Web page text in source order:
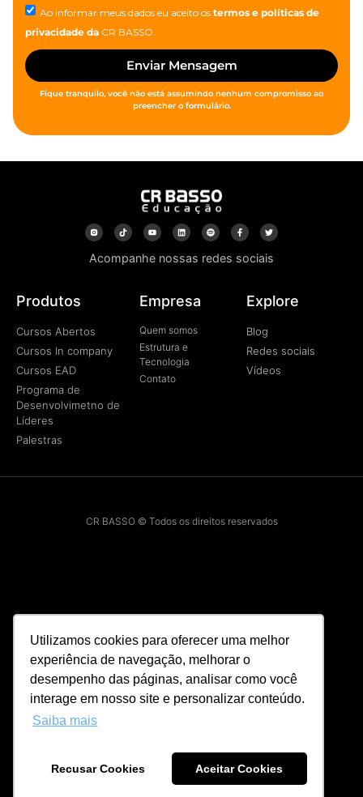
Utilizamos cookies para oferecer uma melhor
experiência de navegação, melhorar o
desempenho das páginas, analisar como você
interage em nosso site e personalizar conteúdo.
Saiba mais
Recusar Cookies Aceitar Cookies
Ao informar meus dados eu aceito os termos e políticas de
privacidade da CR BASSO.
Enviar Mensagem
Fique tranquilo, você não está assumindo nenhum compromisso ao
preencher o formulário.
Acompanhe nossas redes sociais
Produtos
Cursos Abertos
Cursos In company
Cursos EAD
Programa de
Desenvolvimetno de
Líderes
Palestras
Empresa
Quem somos
Estrutura e
Tecnologia
Contato
Explore
Blog
Redes sociais
Vídeos
CR BASSO © Todos os direitos reservados